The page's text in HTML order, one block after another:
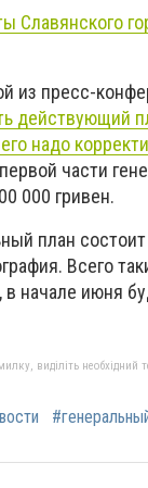
Славянского
из пресс-
действующий
надо
части
000 гривен.
план
Всего
начале июня
виділіть необхідний